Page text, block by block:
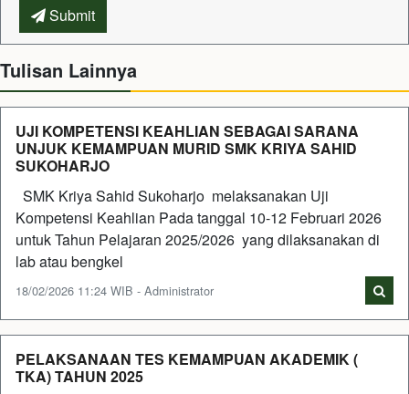
Submit
Tulisan Lainnya
UJI KOMPETENSI KEAHLIAN SEBAGAI SARANA
UNJUK KEMAMPUAN MURID SMK KRIYA SAHID
SUKOHARJO
SMK Kriya Sahid Sukoharjo melaksanakan Uji
Kompetensi Keahlian Pada tanggal 10-12 Februari 2026
untuk Tahun Pelajaran 2025/2026 yang dilaksanakan di
lab atau bengkel
18/02/2026 11:24 WIB - Administrator
PELAKSANAAN TES KEMAMPUAN AKADEMIK (
TKA) TAHUN 2025